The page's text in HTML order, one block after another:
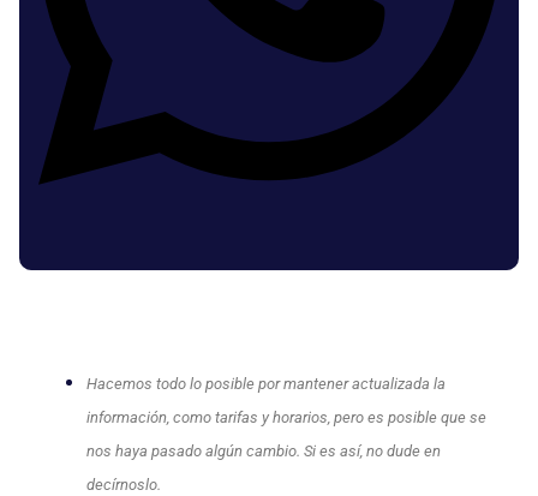
Hacemos todo lo posible por mantener actualizada la
información, como tarifas y horarios, pero es posible que se
nos haya pasado algún cambio. Si es así, no dude en
decírnoslo.